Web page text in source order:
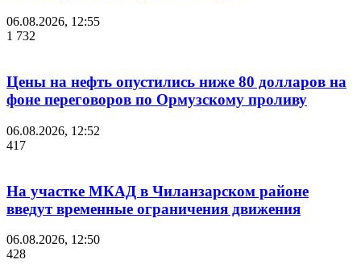
06.08.2026, 12:55
1 732
Цены на нефть опустились ниже 80 долларов на
фоне переговоров по Ормузскому проливу
06.08.2026, 12:52
417
На участке МКАД в Чиланзарском районе
введут временные ограничения движения
06.08.2026, 12:50
428